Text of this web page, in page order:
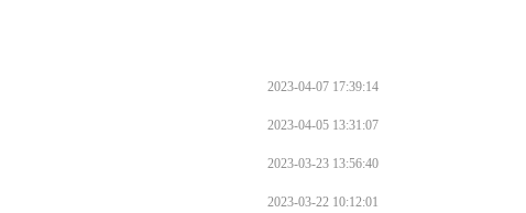
2023-04-07 17:39:14
2023-04-05 13:31:07
2023-03-23 13:56:40
2023-03-22 10:12:01